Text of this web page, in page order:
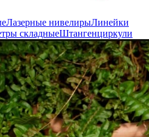
Лазерные нивелирыЛинейки
складныеШтангенциркули